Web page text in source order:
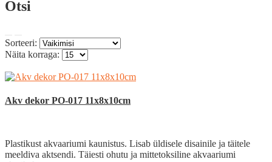
Otsi
Sorteeri:
Näita korraga:
Akv dekor PO-017 11x8x10cm
Plastikust akvaariumi kaunistus. Lisab üldisele disainile ja täitele
meeldiva aktsendi. Täiesti ohutu ja mittetoksiline akvaariumi